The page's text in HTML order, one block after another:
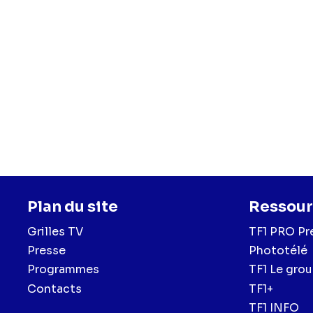
Plan du site
Grilles TV
Presse
Programmes
Contacts
TF1 PRO
Phototélé
TF1 Le
TF1+
TF1 INFO